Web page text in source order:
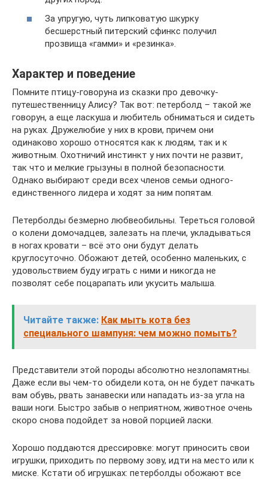
За упругую, чуть липковатую шкурку
бесшерстный питерский сфинкс получил
прозвища «гамми» и «резинка».
Характер и поведение
Помните птицу-говоруна из сказки про девочку-
путешественницу Алису? Так вот: петерболд – такой же
говорун, а еще ласкуша и любитель обниматься и сидеть
на руках. Дружелюбие у них в крови, причем они
одинаково хорошо относятся как к людям, так и к
животным. Охотничий инстинкт у них почти не развит,
так что и мелкие грызуны в полной безопасности.
Однако выбирают среди всех членов семьи одного-
единственного лидера и ходят за ним попятам.
Петерболды безмерно любвеобильны. Тереться головой
о колени домочадцев, залезать на плечи, укладываться
в ногах кровати – всё это они будут делать
круглосуточно. Обожают детей, особенно маленьких, с
удовольствием буду играть с ними и никогда не
позволят себе поцарапать или укусить малыша.
Читайте также: Как мыть кота без
специального шампуня: чем можно помыть?
Представители этой породы абсолютно незлопамятны.
Даже если вы чем-то обидели кота, он не будет пачкать
вам обувь, рвать занавески или нападать из-за угла на
ваши ноги. Быстро забыв о неприятном, животное очень
скоро снова подойдет за новой порцией ласки.
Хорошо поддаются дрессировке: могут приносить свои
игрушки, приходить по первому зову, идти на место или к
миске. Кстати об игрушках: петерболды обожают все